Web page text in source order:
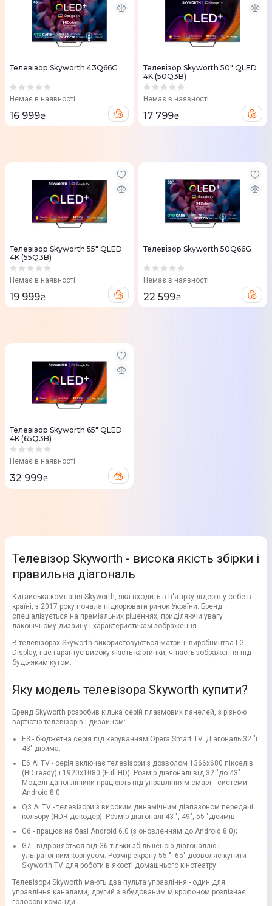
Телевізор Skyworth 43Q66G
Немає в наявності
16 999₴
Телевізор Skyworth 50" QLED
4K (50Q3B)
Немає в наявності
17 799₴
Телевізор Skyworth 55" QLED
4K (55Q3B)
Немає в наявності
19 999₴
Телевізор Skyworth 50Q66G
Немає в наявності
22 599₴
Телевізор Skyworth 65" QLED
4K (65Q3B)
Немає в наявності
32 999₴
Телевізор Skyworth - висока якість збірки і
правильна діагональ
Китайська компанія Skyworth, яка входить в п'ятірку лідерів у себе в
країні, з 2017 року почала підкорювати ринок України. Бренд
спеціалізується на преміальних рішеннях, приділяючи увагу
лаконічному дизайну і характеристикам зображення.
В телевізорах Skyworth використовуються матриці виробництва LG
Display, і це гарантує високу якість картинки, чіткість зображення під
будь-яким кутом.
Яку модель телевізора Skyworth купити?
Бренд Skyworth розробив кілька серій плазмових панелей, з різною
вартістю телевізорів і дизайном:
E3 - бюджетна серія під керуванням Opera Smart TV. Діагональ 32 "і
43" дюйма.
E6 AI TV - серія включає телевізори з дозволом 1366x680 пікселів
(HD ready) і 1920x1080 (Full HD). Розмір діагоналі від 32 "до 43".
Моделі даної лінійки працюють під управлінням смарт - системи
Android 8.0.
Q3 AI TV - телевізори з високим динамічним діапазоном передачі
кольору (HDR декодер). Розмір діагоналі 43 ", 49", 55 "дюймів.
G6 - працює на базі Android 6.0 (з оновленням до Android 8.0);
G7 - відрізняється від G6 тільки збільшеною діагоналлю і
ультратонким корпусом. Розмір екрану 55 "і 65" дозволяє купити
Skyworth TV для роботи в якості домашнього кінотеатру.
Телевізори Skyworth мають два пульта управління - один для
управління каналами, другий з вбудованим мікрофоном розпізнає
голосові команди.